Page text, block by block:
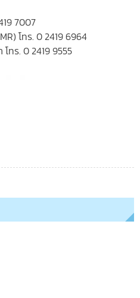
7007
โทร. 0 2419 6964
โทร. 0 2419 9555